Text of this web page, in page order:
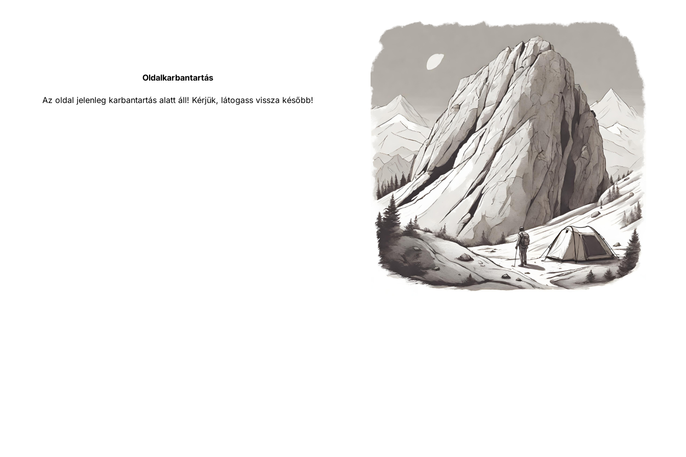
Oldalkarbantartás
Az oldal jelenleg karbantartás alatt áll! Kérjük, látogass vissza később!